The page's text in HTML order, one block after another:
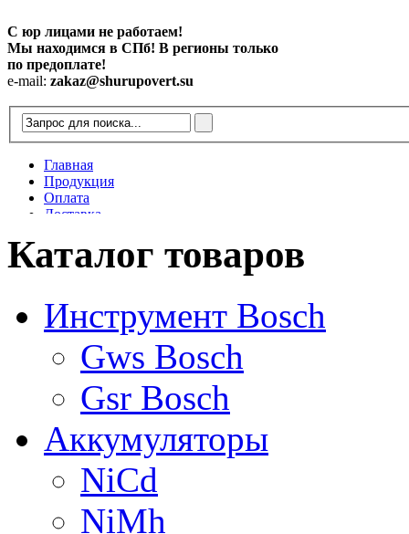
С юр лицами не работаем!
Мы находимся в СПб! В регионы только
по предоплате!
e-mail: zakaz@shurupovert.su
Главная
Продукция
Оплата
Доставка
Статьи
Каталог товаров
Инструмент Bosch
Gws Bosch
Gsr Bosch
Аккумуляторы
NiCd
NiMh